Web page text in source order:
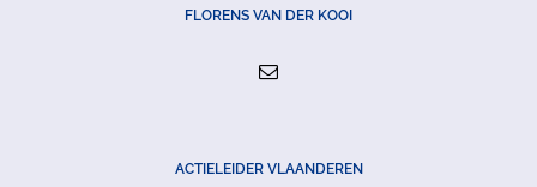
FLORENS VAN DER KOOI
ACTIELEIDER VLAANDEREN